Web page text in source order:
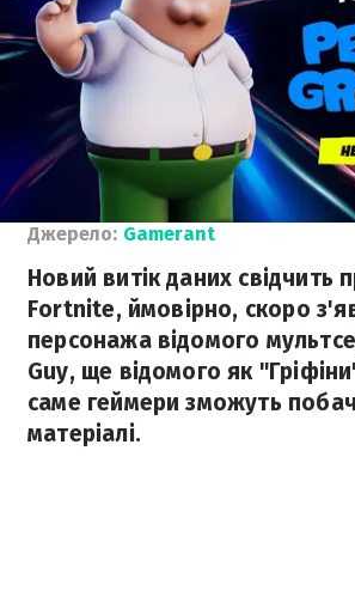
Джерело: Gamerant
Новий витік даних свідчить
Fortnite, ймовірно, скоро
персонажа відомого
Guy, ще відомого як
саме геймери зможуть
матеріалі.